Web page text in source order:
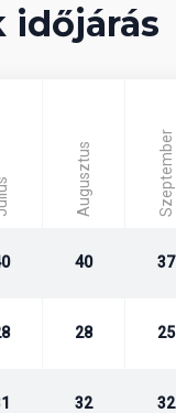
időjárás
Augusztus Szeptember
40 37
28 25
32 32